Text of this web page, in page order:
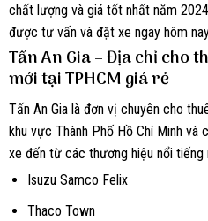
chất lượng và giá tốt nhất năm
được tư vấn và đặt xe ngay hôm
Tấn An Gia – Địa chỉ cho
mới tại TPHCM giá rẻ
Tấn An Gia là đơn vị chuyên cho
khu vực Thành Phố Hồ Chí Minh và
xe đến từ các thương hiệu nổi tiếng
Isuzu Samco Felix
Thaco Town